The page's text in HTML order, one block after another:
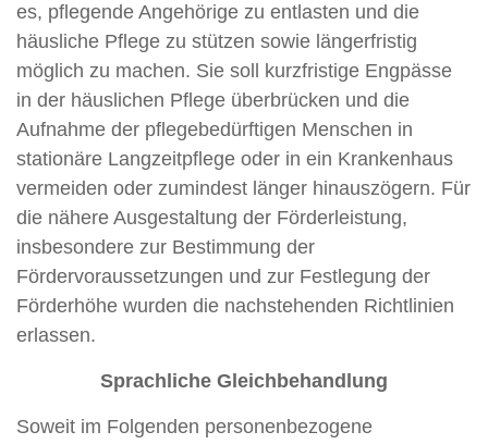
es, pflegende Angehörige zu entlasten und die
häusliche Pflege zu stützen sowie längerfristig
möglich zu machen. Sie soll kurzfristige Engpässe
in der häuslichen Pflege überbrücken und die
Aufnahme der pflegebedürftigen Menschen in
stationäre Langzeitpflege oder in ein Krankenhaus
vermeiden oder zumindest länger hinauszögern. Für
die nähere Ausgestaltung der Förderleistung,
insbesondere zur Bestimmung der
Fördervoraussetzungen und zur Festlegung der
Förderhöhe wurden die nachstehenden Richtlinien
erlassen.
Sprachliche Gleichbehandlung
Soweit im Folgenden personenbezogene